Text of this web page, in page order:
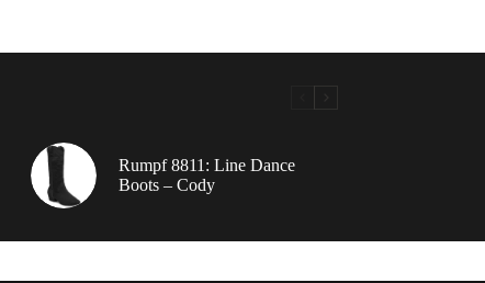
Rumpf 8811: Line Dance
Boots – Cody